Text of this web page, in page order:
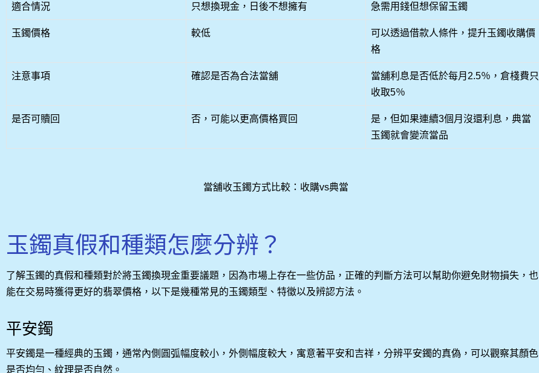
適合情況 只想換現金，日後不想擁有 急需用錢但想保留玉鐲
玉鐲價格 較低
可以透過借款人條件，提升玉鐲收購價
格
注意事項 確認是否為合法當舖
當舖利息是否低於每月2.5％，倉棧費只
收取5％
是否可贖回 否，可能以更高價格買回
是，但如果連續3個月沒還利息，典當
玉鐲就會變流當品
當舖收玉鐲方式比較：收購vs典當
玉鐲真假和種類怎麼分辨？
了解玉鐲的真假和種類對於將玉鐲換現金重要議題，因為市場上存在一些仿品，正確的判斷方法可以幫助你避免財物損失，也
能在交易時獲得更好的翡翠價格，以下是幾種常見的玉鐲類型、特徵以及辨認方法。
平安鐲
平安鐲是一種經典的玉鐲，通常內側圓弧幅度較小，外側幅度較大，寓意著平安和吉祥，分辨平安鐲的真偽，可以觀察其顏色
是否均勻、紋理是否自然。